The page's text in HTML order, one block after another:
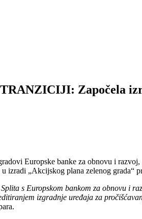
Započela
Europske banke za obnovu i
izradi „Akcijskog plana zelenog grada“
s Europskom bankom za obnovu i
izgradnje uređaja za